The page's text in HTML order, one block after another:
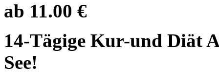
ab 11.00 €
14-Tägige Kur-und Diät
See!